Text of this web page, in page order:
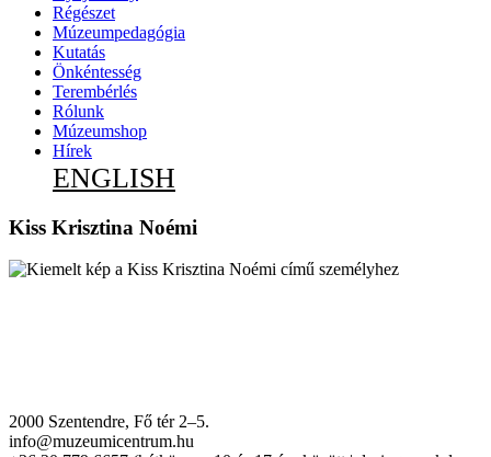
Régészet
Múzeumpedagógia
Kutatás
Önkéntesség
Terembérlés
Rólunk
Múzeumshop
Hírek
ENGLISH
Kiss Krisztina Noémi
2000 Szentendre, Fő tér 2–5.
info@muzeumicentrum.hu